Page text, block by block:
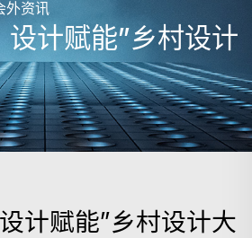
外资讯
设计赋能”乡村设计
计赋能”乡村设计大